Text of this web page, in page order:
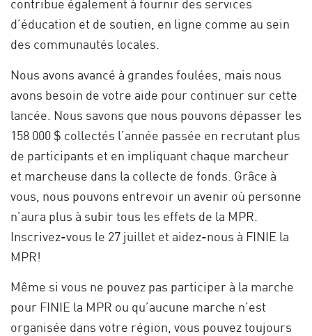
contribue également à fournir des services
d’éducation et de soutien, en ligne comme au sein
des communautés locales.
Nous avons avancé à grandes foulées, mais nous
avons besoin de votre aide pour continuer sur cette
lancée. Nous savons que nous pouvons dépasser les
158 000 $ collectés l’année passée en recrutant plus
de participants et en impliquant chaque marcheur
et marcheuse dans la collecte de fonds. Grâce à
vous, nous pouvons entrevoir un avenir où personne
n’aura plus à subir tous les effets de la MPR.
Inscrivez-vous le 27 juillet et aidez-nous à FINIE la
MPR!
Même si vous ne pouvez pas participer à la marche
pour FINIE la MPR ou qu’aucune marche n’est
organisée dans votre région, vous pouvez toujours